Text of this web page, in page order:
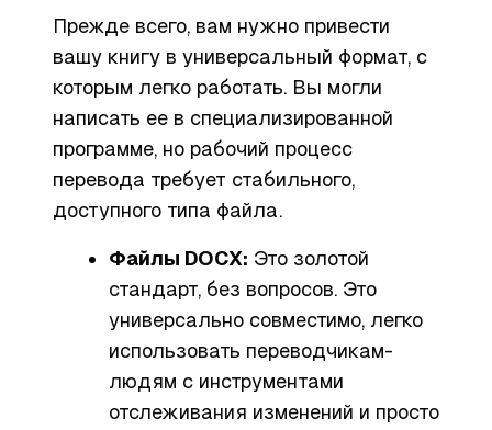
Прежде всего, вам нужно привести
вашу книгу в универсальный формат, с
которым легко работать. Вы могли
написать ее в специализированной
программе, но рабочий процесс
перевода требует стабильного,
доступного типа файла.
Файлы DOCX: Это золотой
стандарт, без вопросов. Это
универсально совместимо, легко
использовать переводчикам-
людям с инструментами
отслеживания изменений и просто